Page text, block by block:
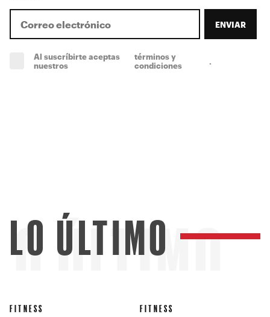
ENVIAR
Al suscríbirte aceptas
nuestros
términos y
condiciones
ÚLTIMO
LO ÚLTIMO
FITNESS FITNESS